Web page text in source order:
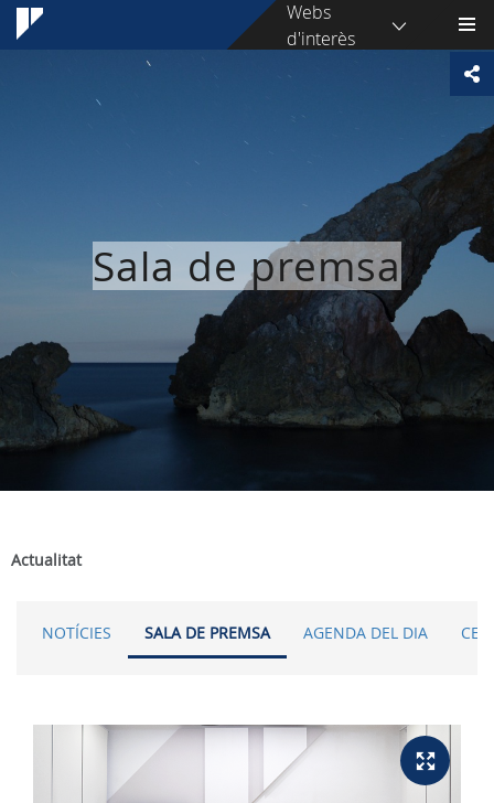
Webs
d'interès
Sala de premsa
Actualitat
NOTÍCIES SALA DE PREMSA AGENDA DEL DIA